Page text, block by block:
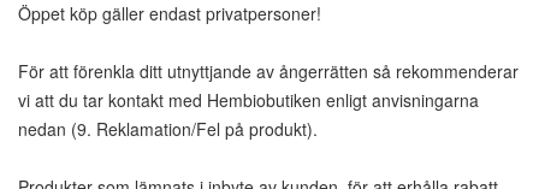
Öppet köp gäller endast privatpersoner!
För att förenkla ditt utnyttjande av ångerrätten så rekommenderar
vi att du tar kontakt med Hembiobutiken enligt anvisningarna
nedan (9. Reklamation/Fel på produkt).